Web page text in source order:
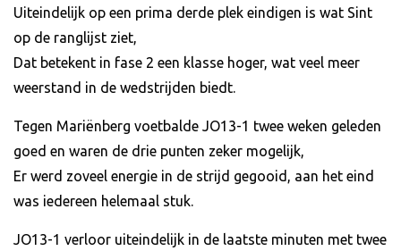
Uiteindelijk op een prima derde plek eindigen is wat Sint
op de ranglijst ziet,
Dat betekent in fase 2 een klasse hoger, wat veel meer
weerstand in de wedstrijden biedt.
Tegen Mariënberg voetbalde JO13-1 twee weken geleden
goed en waren de drie punten zeker mogelijk,
Er werd zoveel energie in de strijd gegooid, aan het eind
was iedereen helemaal stuk.
JO13-1 verloor uiteindelijk in de laatste minuten met twee